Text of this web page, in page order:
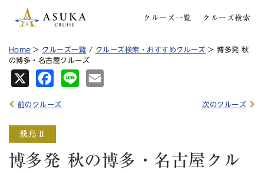
クルーズ一覧 クルーズ検索
Home > クルーズ一覧 / クルーズ検索・おすすめクルーズ > 博多発 秋
の博多・名古屋クルーズ
Fa
Lin
前のクルーズ 次のクルーズ
博多発 秋の博多・名古屋クル